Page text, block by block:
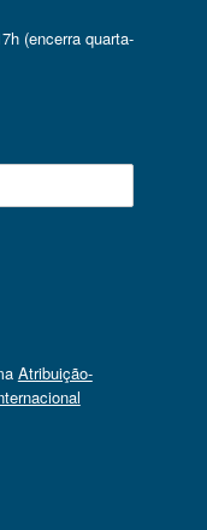
(encerra quarta-
Atribuição-